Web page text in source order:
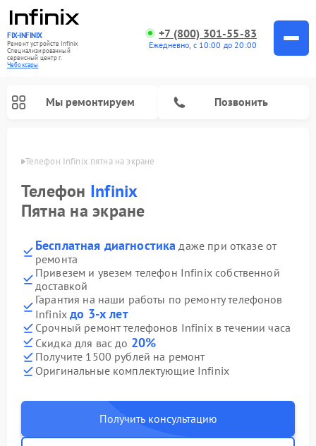
FIX-INFINIX
Ремонт устройств Infinix
Специализированный
cервисный центр г.
Чебоксары
+7 (800) 301-55-83
Ежедневно, с 10:00 до 20:00
Мы ремонтируем Позвонить
Телефон Infinix пятна на экране
Телефон Infinix
Пятна на экране
Бесплатная диагностика даже при отказе от
ремонта
Привезем и увезем телефон Infinix собственной
доставкой
Гарантия на наши работы по ремонту телефонов
Infinixдо 3-х лет
Срочный ремонт телефонов Infinix в течении часа
Скидка для вас до 20%
Получите 1500 рублей на ремонт
Оригинальные комплектующие Infinix
Получить консультацию